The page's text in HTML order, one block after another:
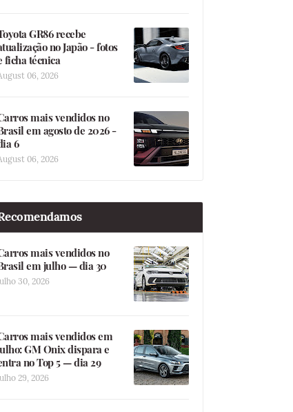
GR86 recebe
no Japão - fotos
ficha técnica
06, 2026
mais vendidos no
em agosto de 2026 -
6
06, 2026
mais vendidos no
em julho — dia 30
30, 2026
mais vendidos em
GM Onix dispara e
no Top 5 — dia 29
29, 2026